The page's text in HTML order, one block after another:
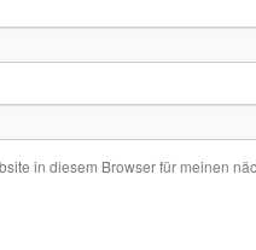
in diesem Browser für meinen